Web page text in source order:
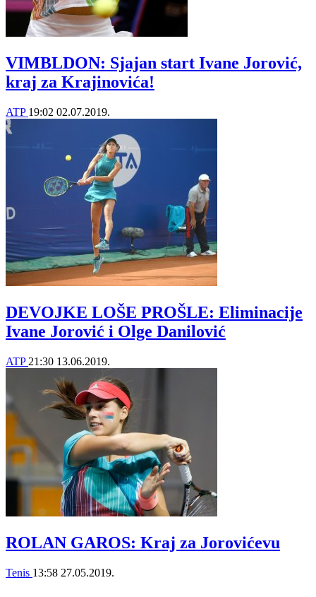
VIMBLDON: Sjajan start Ivane Jorović,
kraj za Krajinovića!
ATP 19:02 02.07.2019.
DEVOJKE LOŠE PROŠLE: Eliminacije
Ivane Jorović i Olge Danilović
ATP 21:30 13.06.2019.
ROLAN GAROS: Kraj za Jorovićevu
Tenis 13:58 27.05.2019.